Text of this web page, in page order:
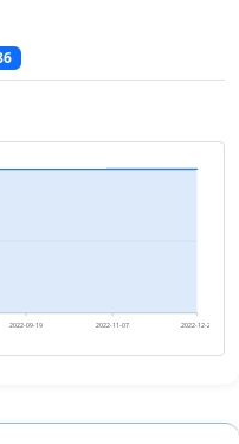
2022-09-19 2022-11-07 2022-12-25